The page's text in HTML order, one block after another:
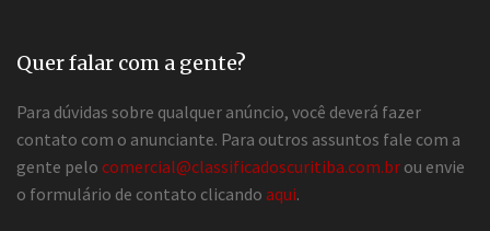
Quer falar com a gente?
Para dúvidas sobre qualquer anúncio, você deverá fazer
contato com o anunciante. Para outros assuntos fale com a
gente pelo comercial@classificadoscuritiba.com.br ou envie
o formulário de contato clicando aqui.